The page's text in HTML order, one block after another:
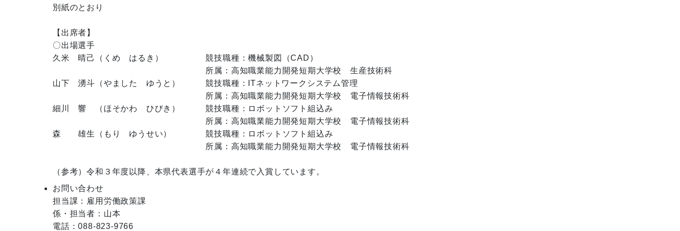
別紙のとおり
【出席者】
〇出場選手
久米　晴己（くめ　はるき）　　　　　競技職種：機械製図（CAD）
所属：高知職業能力開発短期大学校　生産技術科
山下　湧斗（やました　ゆうと）　　　競技職種：ITネットワークシステム管理
所属：高知職業能力開発短期大学校　電子情報技術科
細川　響　（ほそかわ　ひびき）　　　競技職種：ロボットソフト組込み
所属：高知職業能力開発短期大学校　電子情報技術科
森　　雄生（もり　ゆうせい）　　　　競技職種：ロボットソフト組込み
所属：高知職業能力開発短期大学校　電子情報技術科
お問い合わせ
担当課：雇用労働政策課
係・担当者：山本
電話：088-823-9766